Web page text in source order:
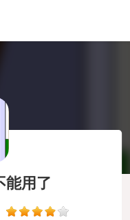
能用了